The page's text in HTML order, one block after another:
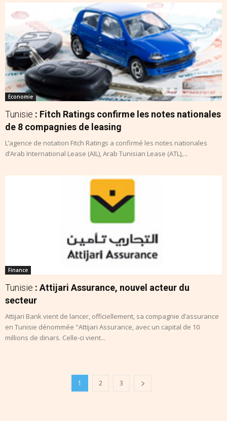
Economie
Tunisie : Fitch Ratings confirme les notes nationales
de 8 compagnies de leasing
L’agence de notation Fitch Ratings a confirmé les notes nationales
d’Arab International Lease (AIL), Arab Tunisian Lease (ATL),...
Finance
Tunisie : Attijari Assurance, nouvel acteur du
secteur
Attijari Bank vient de lancer, officiellement, sa compagnie d’assurance
en Tunisie dénommée "Attijari Assurance, avec un capital de 10
millions de dinars. Celle-ci vient...
1 2 3